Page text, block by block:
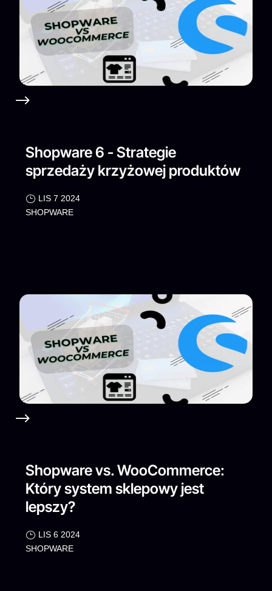
Shopware 6 - Strategie
sprzedaży krzyżowej produktów
LIS 7 2024
SHOPWARE
Shopware vs. WooCommerce:
Który system sklepowy jest
lepszy?
LIS 6 2024
SHOPWARE